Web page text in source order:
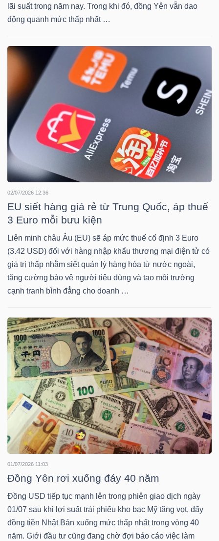
lãi suất trong năm nay. Trong khi đó, đồng Yên vẫn dao
động quanh mức thấp nhất …
02/07/2026 12:36
EU siết hàng giá rẻ từ Trung Quốc, áp thuế
3 Euro mỗi bưu kiện
Liên minh châu Âu (EU) sẽ áp mức thuế cố định 3 Euro
(3.42 USD) đối với hàng nhập khẩu thương mại điện tử có
giá trị thấp nhằm siết quản lý hàng hóa từ nước ngoài,
tăng cường bảo vệ người tiêu dùng và tạo môi trường
cạnh tranh bình đẳng cho doanh …
01/07/2026 11:03
Đồng Yên rơi xuống đáy 40 năm
Đồng USD tiếp tục mạnh lên trong phiên giao dịch ngày
01/07 sau khi lợi suất trái phiếu kho bạc Mỹ tăng vọt, đẩy
đồng tiền Nhật Bản xuống mức thấp nhất trong vòng 40
năm. Giới đầu tư cũng đang chờ đợi báo cáo việc làm
TRUYỀN
THÔNG
ÍCH
SẢN
Mã
chứng
khoán
(-)
Tất cả Cổ phiếu Chỉ số Chứng chỉ quỹ
Lãnh
(-)
Tất cả Người nội bộ Người liên quan Cổ đông lớn
Tin
tức
(-)
Bài
viết
của
tác
(-)
Báo